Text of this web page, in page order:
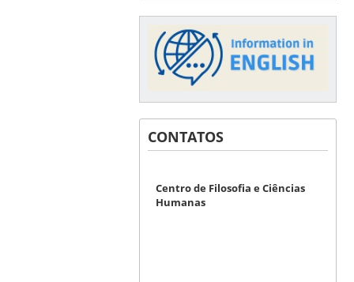
CONTATOS
Centro de Filosofia e Ciências
Humanas